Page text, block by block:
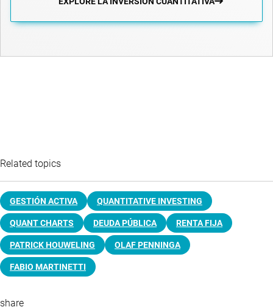
Related topics
GESTIÓN ACTIVA QUANTITATIVE INVESTING
QUANT CHARTS DEUDA PÚBLICA RENTA FIJA
PATRICK HOUWELING OLAF PENNINGA
FABIO MARTINETTI
share